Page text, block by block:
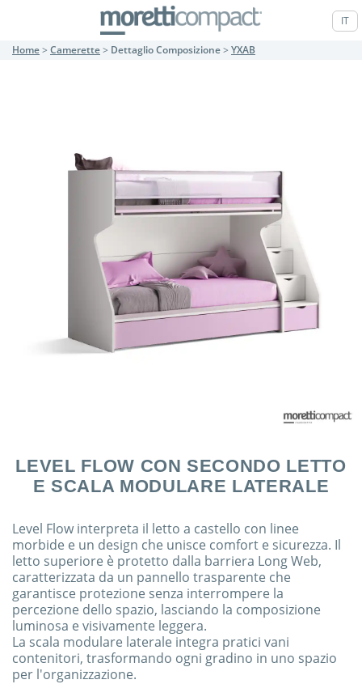
IT
Home> Camerette> Dettaglio Composizione> YXAB
LEVEL FLOW CON SECONDO LETTO
E SCALA MODULARE LATERALE
Level Flow interpreta il letto a castello con linee
morbide e un design che unisce comfort e sicurezza. Il
letto superiore è protetto dalla barriera Long Web,
caratterizzata da un pannello trasparente che
garantisce protezione senza interrompere la
percezione dello spazio, lasciando la composizione
luminosa e visivamente leggera.
La scala modulare laterale integra pratici vani
contenitori, trasformando ogni gradino in uno spazio
per l'organizzazione.